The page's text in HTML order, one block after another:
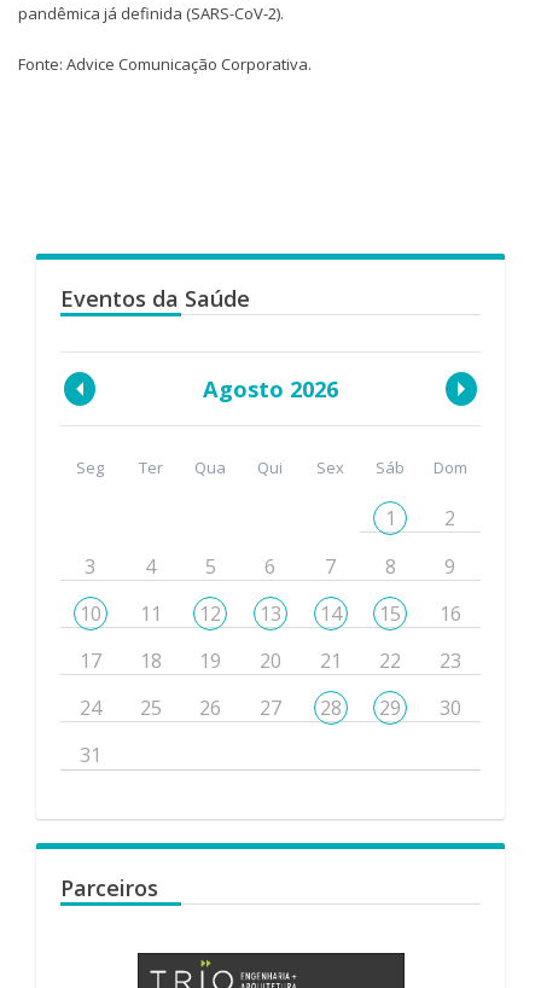
pandêmica já definida (SARS-CoV-2).
Fonte: Advice Comunicação Corporativa.
Eventos da Saúde
Agosto 2026
Seg Ter Qua Qui Sex Sáb Dom
1
2
3
4 5 6 7 8
9
10
11 12 13 14 15
16
17
18 19 20 21 22
23
24
25 26 27 28 29
30
31
Parceiros